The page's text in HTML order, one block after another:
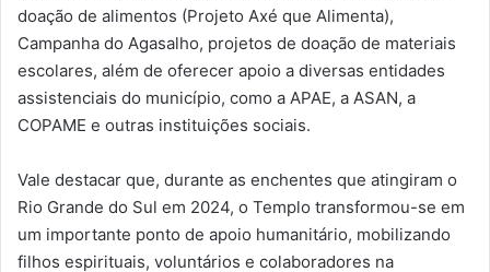
doação de alimentos (Projeto Axé que Alimenta),
Campanha do Agasalho, projetos de doação de materiais
escolares, além de oferecer apoio a diversas entidades
assistenciais do município, como a APAE, a ASAN, a
COPAME e outras instituições sociais.
Vale destacar que, durante as enchentes que atingiram o
Rio Grande do Sul em 2024, o Templo transformou-se em
um importante ponto de apoio humanitário, mobilizando
filhos espirituais, voluntários e colaboradores na